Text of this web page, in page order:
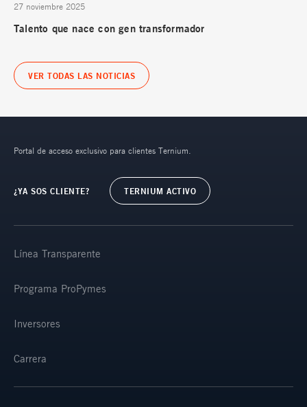
27 noviembre 2025
Talento que nace con gen transformador
VER TODAS LAS NOTICIAS
Portal de acceso exclusivo para clientes Ternium.
¿YA SOS CLIENTE? TERNIUM ACTIVO
Línea Transparente
Programa ProPymes
Inversores
Carrera